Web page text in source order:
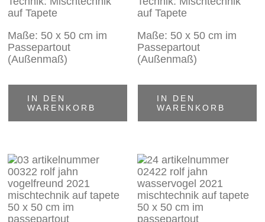
auf Tapete
Maße: 50 x 50 cm im
Passepartout
(Außenmaß)
IN DEN
WARENKORB
auf Tapete
Maße: 50 x 50 cm im
Passepartout
(Außenmaß)
IN DEN
WARENKORB